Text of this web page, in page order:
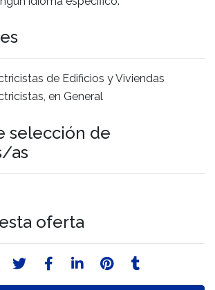
de Edificios y Viviendas
en General
selección de
as
oferta